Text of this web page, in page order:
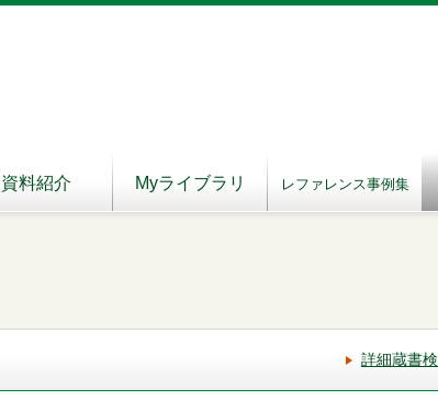
資料紹介 Myライブラリ レファレンス事例集
詳細蔵書